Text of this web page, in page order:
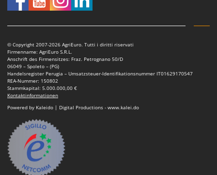
© Copyright 2007-2026 AgriEuro. Tutti i diritti riservati
Firmenname: AgriEuro S.R.L.
Anschrift des Firmensitzes: Fraz. Petrognano 50/D
06049 – Spoleto – (PG)
Handelsregister Perugia – Umsatzsteuer-Identifikationsnummer IT01629170547
REA-Nummer: 150802
Stammkapital: 5.000.000,00 €
Kontaktinformationen
Powered by Kaleido | Digital Productions - www.kalei.do